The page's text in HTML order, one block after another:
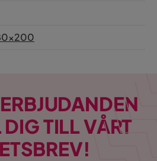
TILL VÅRT